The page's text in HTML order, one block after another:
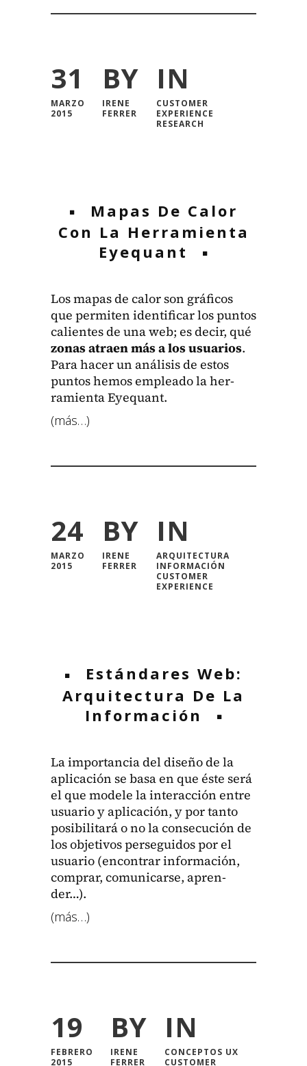
31
MARZO
2015
BY
IRENE
FERRER
IN
CUSTOMER
EXPERIENCE
RESEARCH
Mapas De Calor
Con La Herramienta
Eyequant
Los mapas de calor son grá­fi­cos
que per­miten iden­ti­ficar los pun­tos
calientes de una web; es decir, qué
zonas atraen más a los usuar­ios.
Para hac­er un análi­sis de estos
pun­tos hemos emplea­do la her­
ramien­ta Eye­quant.
(más…)
24
MARZO
2015
BY
IRENE
FERRER
IN
ARQUITECTURA
INFORMACIÓN
CUSTOMER
EXPERIENCE
Estándares Web:
Arquitectura De La
Información
La impor­tan­cia del dis­eño de la
apli­cación se basa en que éste será
el que mod­ele la inter­ac­ción entre
usuario y apli­cación, y por tan­to
posi­bil­i­tará o no la con­se­cu­ción de
los obje­tivos persegui­dos por el
usuario (encon­trar infor­ma­ción,
com­prar, comu­ni­carse, apren­
der…).
(más…)
19
FEBRERO
2015
BY
IRENE
FERRER
IN
CONCEPTOS UX
CUSTOMER